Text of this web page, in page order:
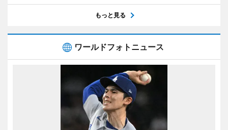
もっと見る
ワールドフォトニュース